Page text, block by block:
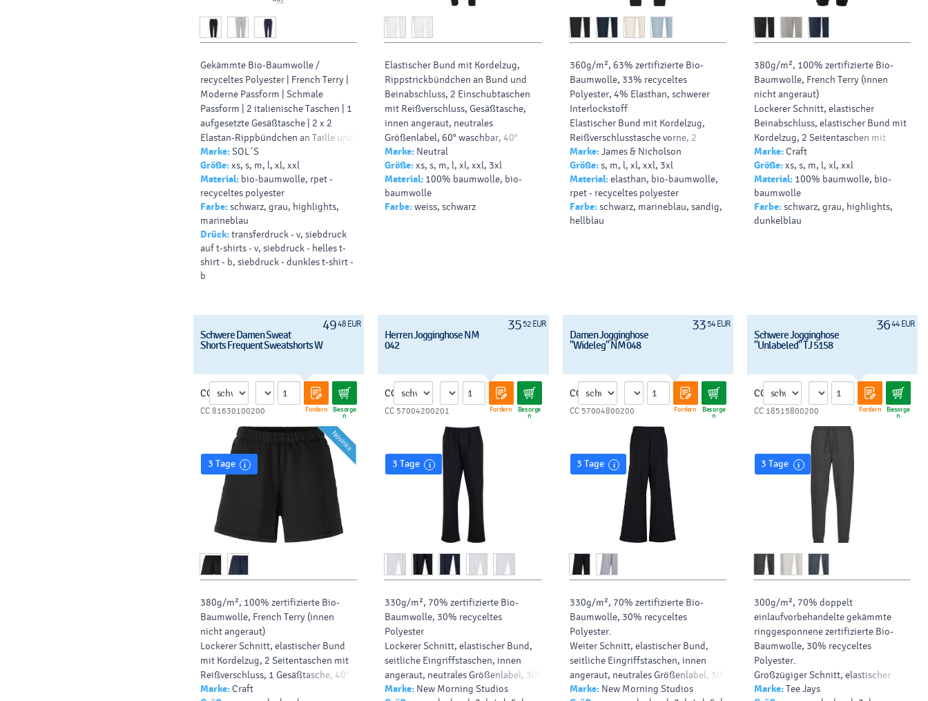
Gekämmte Bio-Baumwolle /
recyceltes Polyester | French Terry |
Moderne Passform | Schmale
Passform | 2 italienische Taschen | 1
aufgesetzte Gesäßtasche | 2 x 2
Elastan-Rippbündchen an Taille und
Hosenboden | Runder Kordelzug mit
gleichfarbigem Abschluss |
Abreißetikett
85% Baumwolle / 15% Polyester
Slim-Fit (tailliert)
Marke:SOL´S
Größe:xs, s, m, l, xl, xxl
Material: bio-baumwolle, rpet -
recyceltes polyester
Farbe:schwarz, grau, highlights,
marineblau
Drück:transferdruck - v, siebdruck
auf t-shirts - v, siebdruck - helles t-
shirt - b, siebdruck - dunkles t-shirt -
b
Elastischer Bund mit Kordelzug,
Rippstrickbündchen an Bund und
Beinabschluss, 2 Einschubtaschen
mit Reißverschluss, Gesäßtasche,
innen angeraut, neutrales
Größenlabel, 60° waschbar, 40°
Wäsche empfohlen,
trocknergeeignet bei niedriger
Temperatur.
300g/m², 100%
ringgesponnenezertifizierte
Marke: Neutral
Größe:xs, s, m, l, xl, xxl, 3xl
Material: 100% baumwolle, bio-
baumwolle
Farbe:weiss, schwarz
360g/m², 63% zertifizierte Bio-
Baumwolle, 33% recyceltes
Polyester, 4% Elasthan, schwerer
Interlockstoff
Elastischer Bund mit Kordelzug,
Reißverschlusstasche vorne, 2
seitliche Eingrifftaschen,
Gesäßtasche mit Reißverschluss.
Marke:James & Nicholson
Größe: s, m, l, xl, xxl, 3xl
Material: elasthan, bio-baumwolle,
rpet - recyceltes polyester
Farbe: schwarz, marineblau, sandig,
hellblau
380g/m², 100% zertifizierte Bio-
Baumwolle, French Terry(innen
nicht angeraut)
Lockerer Schnitt, elastischer
Beinabschluss, elastischer Bund mit
Kordelzug, 2 Seitentaschen mit
Reißverschluss, 1 Gesäßtasche, 40°
waschbar, nicht trocknergeeignet
Marke:Craft
Größe:xs, s, m, l, xl, xxl
Material: 100% baumwolle, bio-
baumwolle
Farbe:schwarz, grau, highlights,
dunkelblau
4948 EUR
Schwere Damen Sweat
Shorts Frequent Sweatshorts W
CC
Fordern Besorge
n
CC 81630100200
3 Tage
380g/m², 100% zertifizierte Bio-
Baumwolle, French Terry (innen
nicht angeraut)
Lockerer Schnitt, elastischer Bund
mit Kordelzug, 2 Seitentaschen mit
Reißverschluss, 1 Gesäßtasche, 40°
waschbar, nicht trocknergeeignet
Marke:Craft
35 52 EUR
Herren Jogginghose NM
042
CC
Fordern Besorge
n
CC 57004200201
3 Tage
330g/m², 70% zertifizierte Bio-
Baumwolle, 30% recyceltes
Polyester
Lockerer Schnitt, elastischer Bund,
seitliche Eingriffstaschen,innen
angeraut, neutrales Größenlabel, 30°
waschbar
Marke: New Morning Studios
33 54 EUR
Damen Jogginghose
"Wideleg" NM 048
CC
Fordern Besorge
n
CC 57004800200
3 Tage
330g/m², 70% zertifizierte Bio-
Baumwolle, 30% recyceltes
Polyester.
Weiter Schnitt, elastischer Bund,
seitliche Eingriffstaschen, innen
angeraut, neutrales Größenlabel, 30°
waschbar.
Marke:New Morning Studios
3644 EUR
Schwere Jogginghose
"Unlabeled" TJ 5158
CC
Fordern Besorge
n
CC 18515800200
3 Tage
300g/m², 70% doppelt
einlaufvorbehandeltegekämmte
ringgesponnenezertifizierte Bio-
Baumwolle, 30% recyceltes
Polyester.
Großzügiger Schnitt, elastischer
Beinabschluss, elastischer Bund mit
Marke:Tee Jays